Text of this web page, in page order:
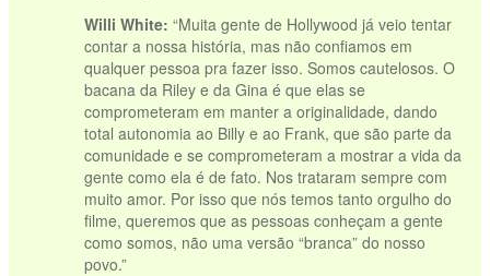
Willi White: “Muita gente de Hollywood já veio tentar
contar a nossa história, mas não confiamos em
qualquer pessoa pra fazer isso. Somos cautelosos. O
bacana da Riley e da Gina é que elas se
comprometeram em manter a originalidade, dando
total autonomia ao Billy e ao Frank, que são parte da
comunidade e se comprometeram a mostrar a vida da
gente como ela é de fato. Nos trataram sempre com
muito amor. Por isso que nós temos tanto orgulho do
filme, queremos que as pessoas conheçam a gente
como somos, não uma versão “branca” do nosso
povo.”